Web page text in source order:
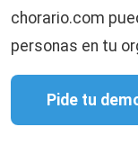
chorario.com
personas en tu
Pide tu